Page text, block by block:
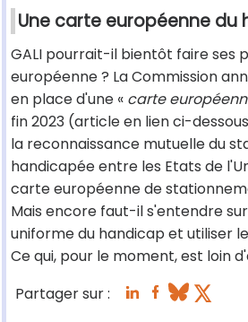
Une carte européenne du
GALI pourrait-il bientôt faire ses
européenne ? La Commission
en place d'une « carte
fin 2023 (article en lien ci-
la reconnaissance mutuelle du
handicapée entre les Etats de
carte européenne de
Mais encore faut-il s'entendre
uniforme du handicap et utiliser
Ce qui, pour le moment, est loin
Partager sur :